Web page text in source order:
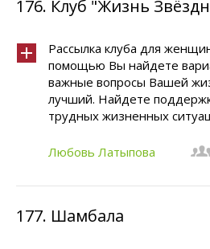
176. Клуб "Жизнь
Рассылка клуба для
помощью Вы найдете
важные вопросы Вашей
лучший. Найдете
трудных жизненных
Любовь Латыпова
177. Шамбала